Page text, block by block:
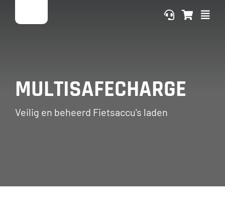
naar
MULTISAFECHARGE
Veilig en beheerd Fietsaccu's laden